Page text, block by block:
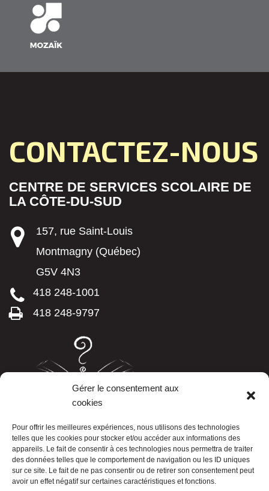
Gérer le consentement aux
cookies
Pour offrir les meilleures expériences, nous utilisons des technologies
telles que les cookies pour stocker et/ou accéder aux informations des
appareils. Le fait de consentir à ces technologies nous permettra de traiter
des données telles que le comportement de navigation ou les ID uniques
sur ce site. Le fait de ne pas consentir ou de retirer son consentement peut
avoir un effet négatif sur certaines caractéristiques et fonctions.
CONTACTEZ-NOUS
CENTRE DE SERVICES SCOLAIRE DE
LA CÔTE-DU-SUD
157, rue Saint-Louis
Montmagny (Québec)
G5V 4N3
418 248-1001
418 248-9797
LISTE TÉLÉPHONIQUE